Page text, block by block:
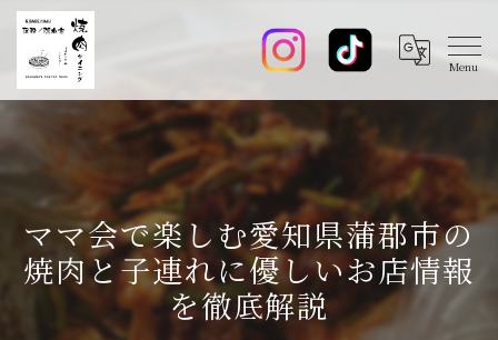
ママ会で楽しむ愛知県蒲郡市の
焼肉と子連れに優しいお店情報
を徹底解説